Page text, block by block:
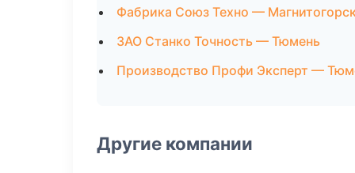
Фабрика Союз Техно —
ЗАО Станко Точность — Тюмень
Производство Профи Эксперт —
Другие компании